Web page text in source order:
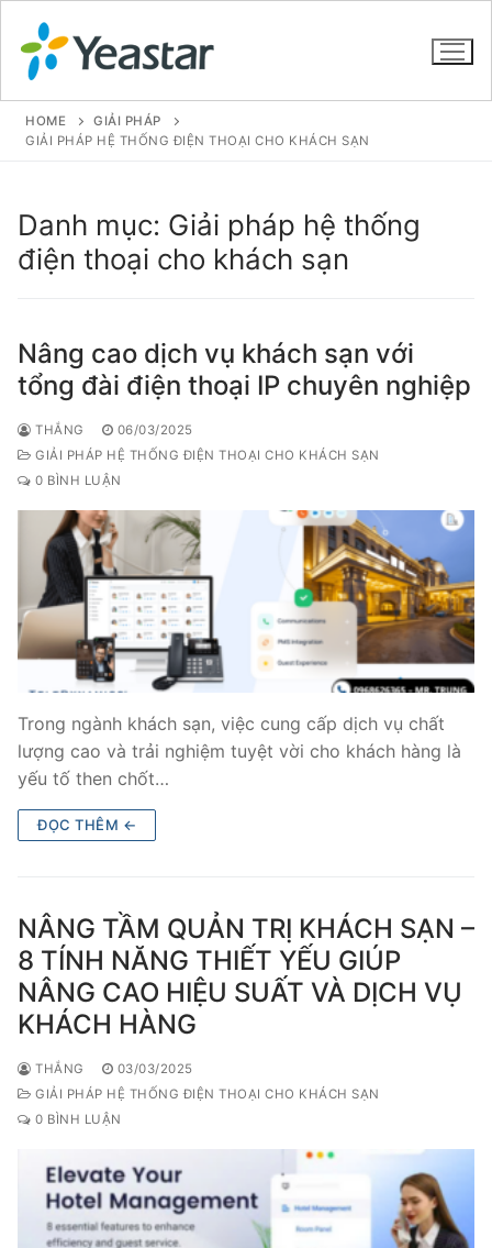
SẢN PHẨM
Tổng đài VoIP Yeastar S412
Tổng đài VoIP Yeastar S20
Tổng đài VoIP Yeastar S50
Tổng đài VoIP Yeastar S100
Tổng đài VoIP Yeastar S300
HOSTED PHONE SYSTEM
Tổng đài Yeastar Cloud
IPPBX FOR LARGE ENTERPRISES
Tổng đài Yeastar K2
VOIP GATEWAY
FXS VoIP Gateway
VoIP GSM / 3G / 4G Gateways
E1 / T1 / PRI VoIP Gateway
PRI VoIP Gateway TE100
PRI VoIP Gateway TE200
BRI VoIP Gateway
TIN TỨC
HOME
GIẢI PHÁP
GIẢI PHÁP HỆ THỐNG ĐIỆN THOẠI CHO KHÁCH SẠN
Danh mục: Giải pháp hệ thống
điện thoại cho khách sạn
Nâng cao dịch vụ khách sạn với
tổng đài điện thoại IP chuyên nghiệp
THẮNG
06/03/2025
GIẢI PHÁP HỆ THỐNG ĐIỆN THOẠI CHO KHÁCH SẠN
0 BÌNH LUẬN
Trong ngành khách sạn, việc cung cấp dịch vụ chất
lượng cao và trải nghiệm tuyệt vời cho khách hàng là
yếu tố then chốt…
ĐỌC THÊM ←
NÂNG TẦM QUẢN TRỊ KHÁCH SẠN –
8 TÍNH NĂNG THIẾT YẾU GIÚP
NÂNG CAO HIỆU SUẤT VÀ DỊCH VỤ
KHÁCH HÀNG
THẮNG
03/03/2025
GIẢI PHÁP HỆ THỐNG ĐIỆN THOẠI CHO KHÁCH SẠN
0 BÌNH LUẬN